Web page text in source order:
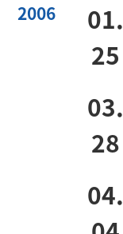
2006
01.
25
03.
28
04.